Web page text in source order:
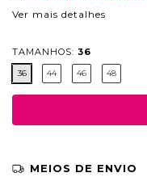
Ver mais detalhes
TAMANHOS: 36
36 44 46 48
MEIOS DE ENVIO